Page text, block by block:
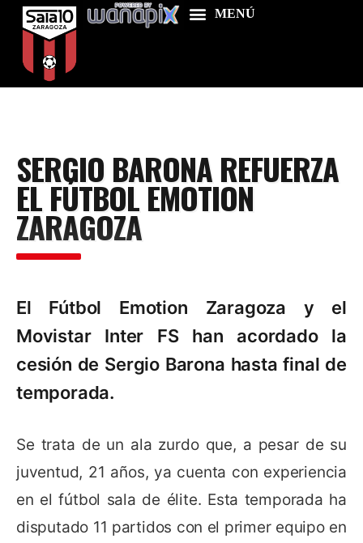
Food & Drink
Features
News
Contacts
SERGIO BARONA REFUERZA
EL FÚTBOL EMOTION
ZARAGOZA
El Fútbol Emotion Zaragoza y el
Movistar Inter FS han acordado la
cesión de Sergio Barona hasta final de
temporada.
Se trata de un ala zurdo que, a pesar de su
juventud, 21 años, ya cuenta con experiencia
en el fútbol sala de élite. Esta temporada ha
disputado 11 partidos con el primer equipo en